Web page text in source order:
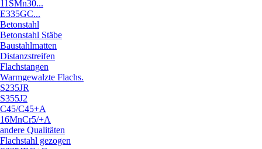
11SMn30...
E335GC...
Betonstahl
Betonstahl Stäbe
Baustahlmatten
Distanzstreifen
Flachstangen
Warmgewalzte Flachs.
S235JR
S355J2
C45/C45+A
16MnCr5/+A
andere Qualitäten
Flachstahl gezogen